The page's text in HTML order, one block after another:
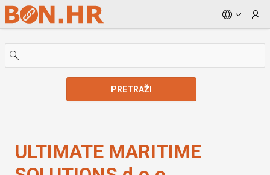
Skip to Main Content
PRETRAŽI
ULTIMATE MARITIME